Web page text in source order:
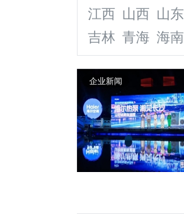
江西 山西 山东
吉林 青海 海南
企业新闻